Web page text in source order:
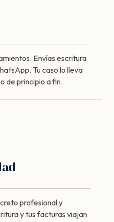
Envías escritura
Tu caso lo lleva
de principio a fin.
profesional y
y tus facturas viajan